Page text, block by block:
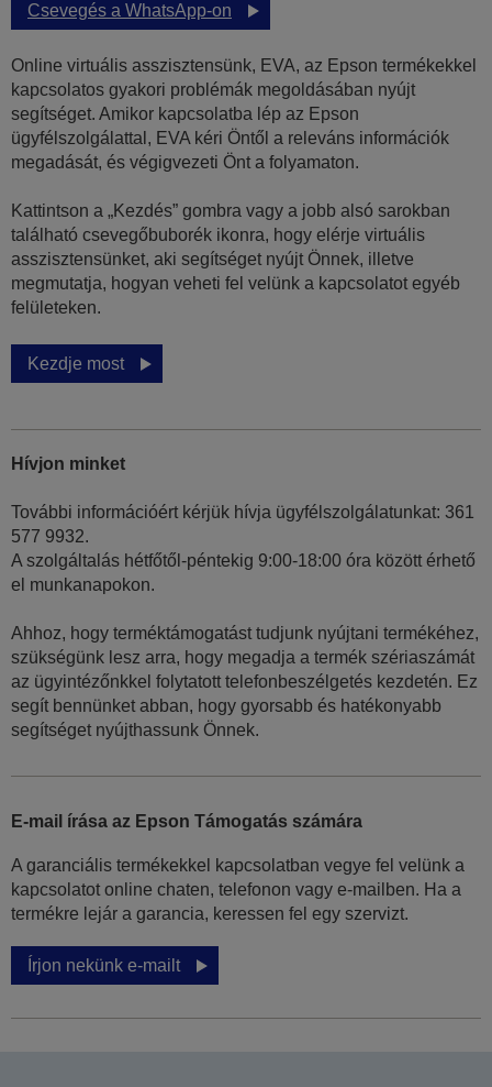
Csevegés a WhatsApp-on
Online virtuális asszisztensünk, EVA, az Epson termékekkel
kapcsolatos gyakori problémák megoldásában nyújt
segítséget. Amikor kapcsolatba lép az Epson
ügyfélszolgálattal, EVA kéri Öntől a releváns információk
megadását, és végigvezeti Önt a folyamaton.
Kattintson a „Kezdés” gombra vagy a jobb alsó sarokban
található csevegőbuborék ikonra, hogy elérje virtuális
asszisztensünket, aki segítséget nyújt Önnek, illetve
megmutatja, hogyan veheti fel velünk a kapcsolatot egyéb
felületeken.
Kezdje most
Hívjon minket
További információért kérjük hívja ügyfélszolgálatunkat: 361
577 9932.
A szolgáltalás hétfőtől-péntekig 9:00-18:00 óra között érhető
el munkanapokon.
Ahhoz, hogy terméktámogatást tudjunk nyújtani termékéhez,
szükségünk lesz arra, hogy megadja a termék szériaszámát
az ügyintézőnkkel folytatott telefonbeszélgetés kezdetén. Ez
segít bennünket abban, hogy gyorsabb és hatékonyabb
segítséget nyújthassunk Önnek.
E-mail írása az Epson Támogatás számára
A garanciális termékekkel kapcsolatban vegye fel velünk a
kapcsolatot online chaten, telefonon vagy e-mailben. Ha a
termékre lejár a garancia, keressen fel egy szervizt.
Írjon nekünk e-mailt